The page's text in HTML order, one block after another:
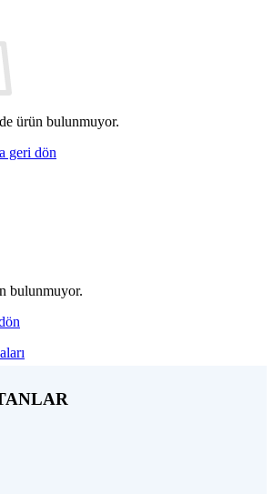
ürün bulunmuyor.
geri dön
bulunmuyor.